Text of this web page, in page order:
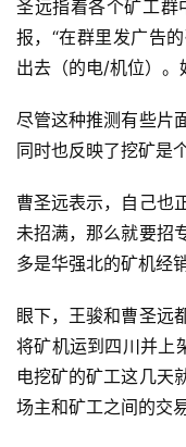
圣远指着各个矿工群
报，“在群里发广告
出去（的电/机位）。
尽管这种推测有些片
同时也反映了挖矿是
曹圣远表示，自己也
未招满，那么就要招
多是华强北的矿机经
眼下，王骏和曹圣远
将矿机运到四川并上
电挖矿的矿工这几天
场主和矿工之间的交